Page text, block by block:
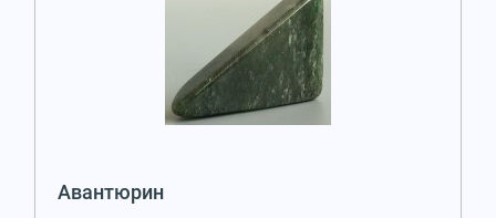
Авантюрин